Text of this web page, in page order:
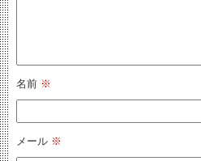
名前 ※
メール ※